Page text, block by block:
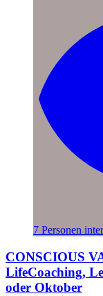
7 Personen
CONSCIOUS
LifeCoaching,
oder Oktober